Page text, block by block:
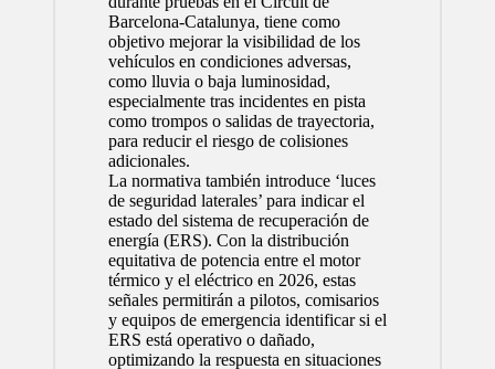
Barcelona-Catalunya, tiene como
objetivo mejorar la visibilidad de los
vehículos en condiciones adversas,
como lluvia o baja luminosidad,
especialmente tras incidentes en pista
como trompos o salidas de trayectoria,
para reducir el riesgo de colisiones
adicionales.
La normativa también introduce ‘luces
de seguridad laterales’ para indicar el
estado del sistema de recuperación de
energía (ERS). Con la distribución
equitativa de potencia entre el motor
térmico y el eléctrico en 2026, estas
señales permitirán a pilotos, comisarios
y equipos de emergencia identificar si el
ERS está operativo o dañado,
optimizando la respuesta en situaciones